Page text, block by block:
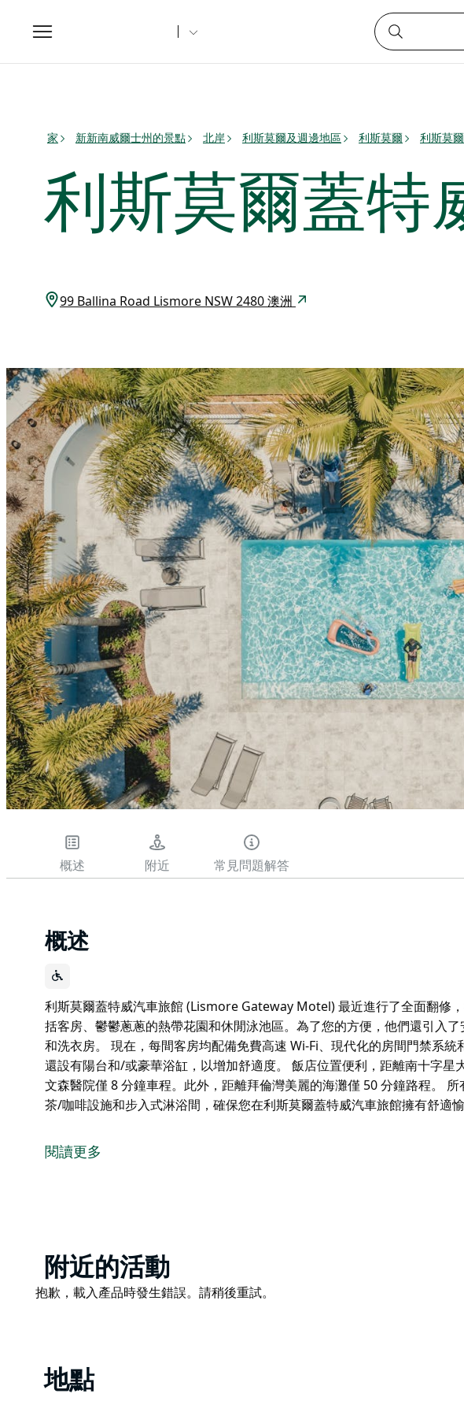
Toggle
navigation
家 新新南威爾士州的景點 北岸 利斯莫爾及週邊地區 利斯莫爾 利斯莫
利斯莫爾蓋特
99 Ballina Road Lismore NSW 2480 澳洲
概述 附近 常見問題解答
概述
利斯莫爾蓋特威汽車旅館 (Lismore Gateway Motel) 最近進行了全面翻修
括客房、鬱鬱蔥蔥的熱帶花園和休閒泳池區。為了您的方便，他們還引入
和洗衣房。 現在，每間客房均配備免費高速 Wi-Fi、現代化的房間門禁系統
還設有陽台和/或豪華浴缸，以增加舒適度。 飯店位置便利，距離南十字星
文森醫院僅 8 分鐘車程。此外，距離拜倫灣美麗的海灘僅 50 分鐘路程。
茶/咖啡設施和步入式淋浴間，確保您在利斯莫爾蓋特威汽車旅館擁有舒適愉
括客房、鬱鬱蔥蔥的熱帶花園和休閒泳池區。為了您的方便，他們還引入了
和洗衣房。
麗的海灘僅 50 分鐘路程。
所有客房均配有書桌、冰箱、沏茶/咖啡設施和步入式淋浴間，確保您在利
閱讀更多
Product
List
附近的活動
Product
抱歉，載入產品時發生錯誤。請稍後重試。
地點